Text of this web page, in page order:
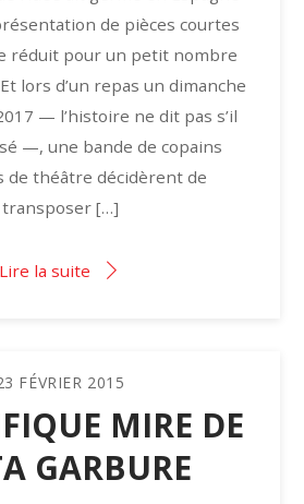
de pièces courtes
réduit pour un petit nombre
lors d’un repas un dimanche
— l’histoire ne dit pas s’il
—, une bande de copains
de théâtre décidèrent de
transposer […]
Lire la suite
FÉVRIER 2015
MIRE DE
GARBURE